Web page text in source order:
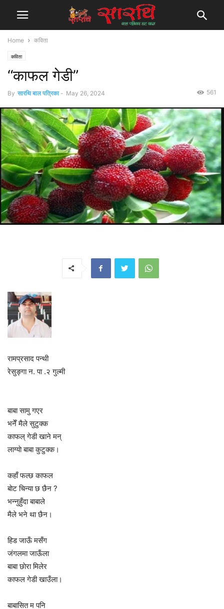
Home कविता
कविता
“काफल गेडी”
By सारथि बाल पत्रिका - May 26, 2024 561
रामप्रसाद पन्थी
रेसुङ्गा न. पा .२ गुल्मी
बाबा सामु गएर
भनेँ मैले सुटुक्क
काफल् गेडी खाने मन्
लाग्याे बाबा कुटुक्क।
कहाँ फल्छ काफल
बाेट चिन्या छ छैन ?
भन्नुहुँदा बाबाले
मैले भने था छैन।
हिड जाऊँ मसँग
जंगलमा जाऊँला
बाबा छाेरा मिलेर
काफल गेडी खाउँला।
बाबासित म पनि